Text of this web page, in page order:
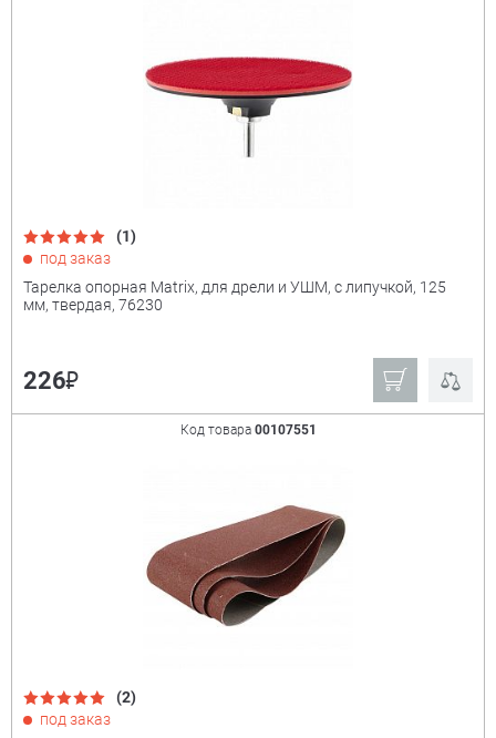
(1)
под заказ
Тарелка опорная Matrix, для дрели и УШМ, с липучкой, 125
мм, твердая, 76230
226₽
Код товара 00107551
(2)
под заказ